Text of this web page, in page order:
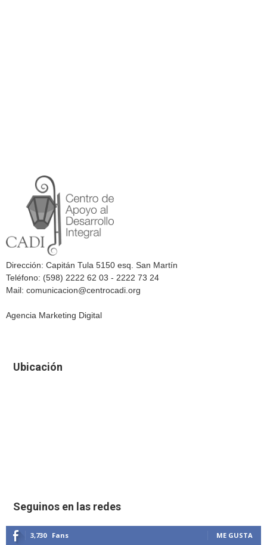
Dirección: Capitán Tula 5150 esq. San Martín
Teléfono: (598) 2222 62 03 - 2222 73 24
Mail: comunicacion@centrocadi.org
Agencia Marketing Digital
Ubicación
Seguinos en las redes
3,730 Fans ME GUSTA